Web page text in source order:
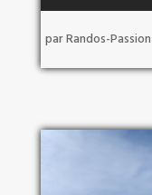
parRandos-Passion